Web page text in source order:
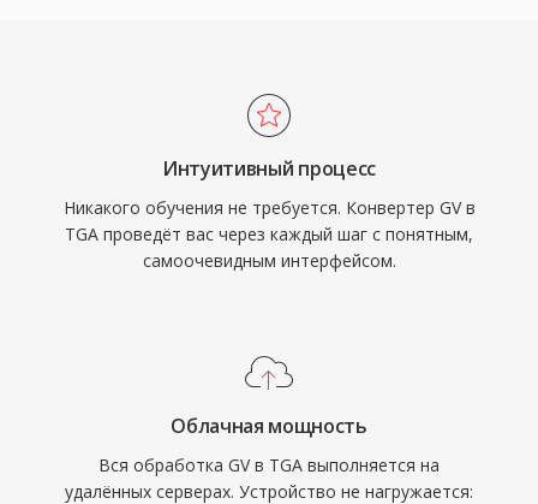
Интуитивный процесс
Никакого обучения не требуется. Конвертер GV в
TGA проведёт вас через каждый шаг с понятным,
самоочевидным интерфейсом.
Облачная мощность
Вся обработка GV в TGA выполняется на
удалённых серверах. Устройство не нагружается: